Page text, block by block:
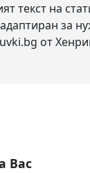
текст на
за
от
Вас